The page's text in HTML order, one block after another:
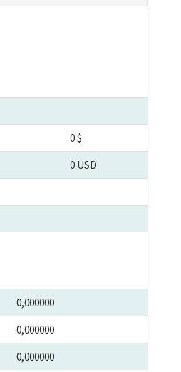
0 $
0 USD
0,000000
0,000000
0,000000